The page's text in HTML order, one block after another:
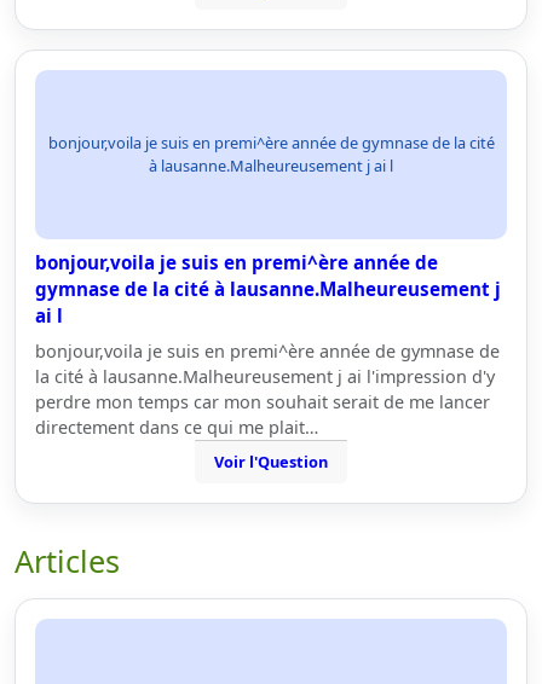
bonjour,voila je suis en premi^ère année de gymnase de la cité
à lausanne.Malheureusement j ai l
bonjour,voila je suis en premi^ère année de
gymnase de la cité à lausanne.Malheureusement j
ai l
bonjour,voila je suis en premi^ère année de gymnase de
la cité à lausanne.Malheureusement j ai l'impression d'y
perdre mon temps car mon souhait serait de me lancer
directement dans ce qui me plait…
Voir l'Question
Articles